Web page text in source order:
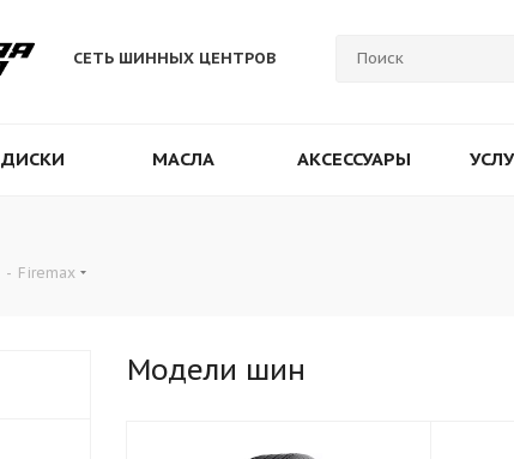
СЕТЬ ШИННЫХ ЦЕНТРОВ
ДИСКИ МАСЛА АКСЕССУАРЫ
- Firemax
Модели шин